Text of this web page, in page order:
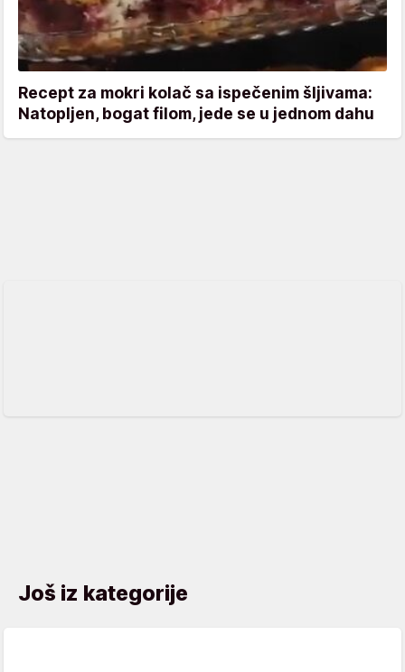
Recept za mokri kolač sa ispečenim šljivama:
Natopljen, bogat filom, jede se u jednom dahu
Još iz kategorije